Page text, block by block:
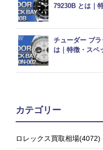
79230B とは｜
チューダー ブ
は｜特徴・スペ
カテゴリー
ロレックス買取相場(4072)